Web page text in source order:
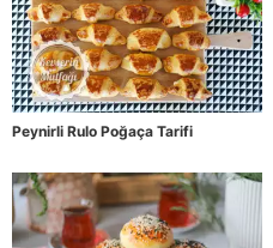
Peynirli Rulo Poğaça Tarifi